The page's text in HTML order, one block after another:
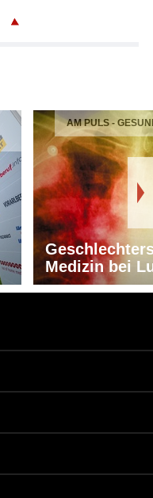
AM PULS -
Medizin bei